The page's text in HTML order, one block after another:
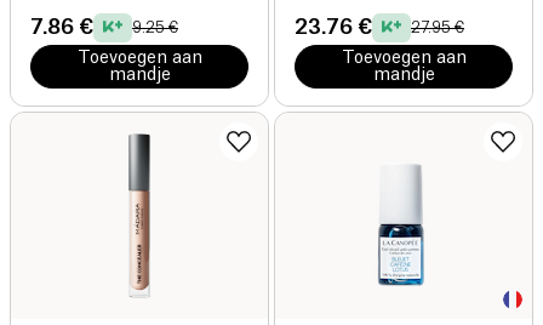
7.86 € 9.25 €
Toevoegen aan
mandje
23.76 € 27.95 €
Toevoegen aan
mandje